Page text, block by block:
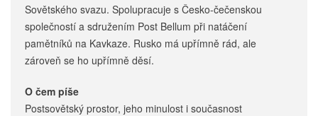
Sovětského svazu. Spolupracuje s Česko-čečenskou
společností a sdružením Post Bellum při natáčení
pamětníků na Kavkaze. Rusko má upřímně rád, ale
zároveň se ho upřímně děsí.
O čem píše
Postsovětský prostor, jeho minulost i současnost